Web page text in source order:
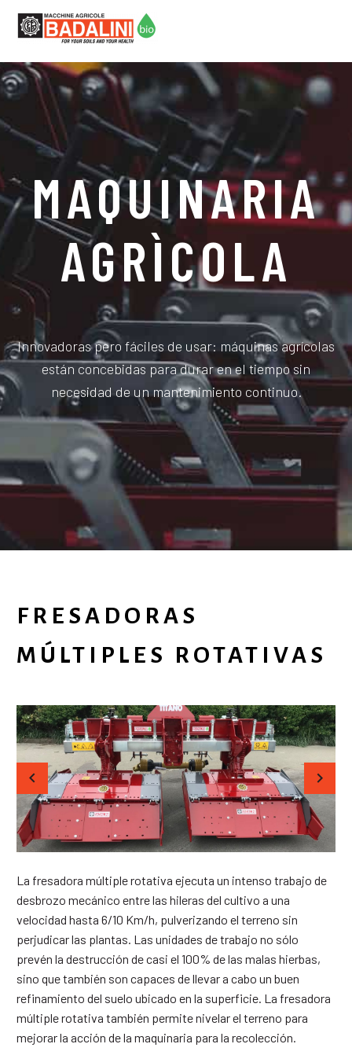
MAQUINARIA
AGRÌCOLA
Innovadoras pero fáciles de usar: máquinas agrícolas
están concebidas para durar en el tiempo sin
necesidad de un mantenimiento continuo.
FRESADORAS
MÚLTIPLES ROTATIVAS
La fresadora múltiple rotativa ejecuta un intenso trabajo de
desbrozo mecánico entre las hileras del cultivo a una
velocidad hasta 6/10 Km/h, pulverizando el terreno sin
perjudicar las plantas. Las unidades de trabajo no sólo
prevén la destrucción de casi el 100% de las malas hierbas,
sino que también son capaces de llevar a cabo un buen
refinamiento del suelo ubicado en la superficie. La fresadora
múltiple rotativa también permite nivelar el terreno para
mejorar la acción de la maquinaria para la recolección.